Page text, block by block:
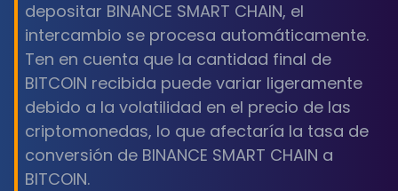
depositar BINANCE SMART CHAIN, el
intercambio se procesa automáticamente.
Ten en cuenta que la cantidad final de
BITCOIN recibida puede variar ligeramente
debido a la volatilidad en el precio de las
criptomonedas, lo que afectaría la tasa de
conversión de BINANCE SMART CHAIN a
BITCOIN.